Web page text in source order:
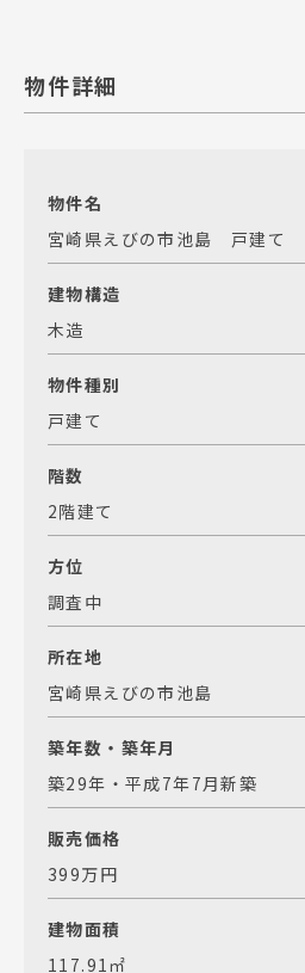
物件詳細
物件名
宮崎県えびの市池島 戸建て
建物構造
木造
物件種別
戸建て
階数
2階建て
方位
調査中
所在地
宮崎県えびの市池島
築年数・築年月
築29年・平成7年7月新築
販売価格
399万円
建物面積
117.91㎡